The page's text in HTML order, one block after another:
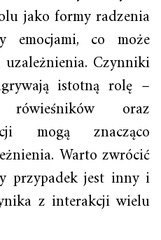
jako formy radzenia
emocjami, co może
Czynniki
istotną rolę –
rówieśników oraz
mogą znacząco
Warto zwrócić
przypadek jest inny i
z interakcji wielu